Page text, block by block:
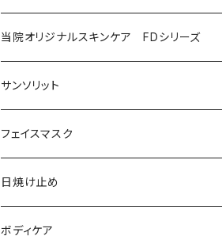
プログラムキット
ユースフルリップ
美容液
化粧品
泡石鹸
コラージュフルフルホイップソープ
メイク落とし
化粧水
美容液
AZAクリア
当院オリジナルスキンケア FDシリーズ
ソープ
ローション
サンソリット
日焼け止め
フェイスマスク
フェイスマスク
サンソリット
日焼け止め
サンソリット
ボディケア